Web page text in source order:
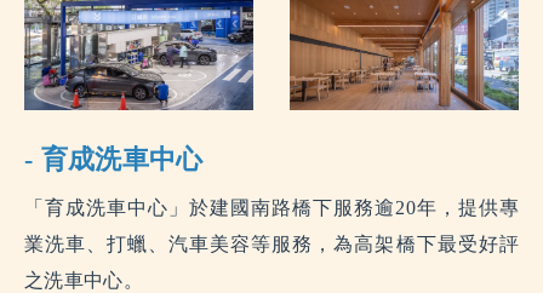
- 育成洗車中心
「育成洗車中心」於建國南路橋下服務逾20年，提供專
業洗車、打蠟、汽車美容等服務，為高架橋下最受好評
之洗車中心。